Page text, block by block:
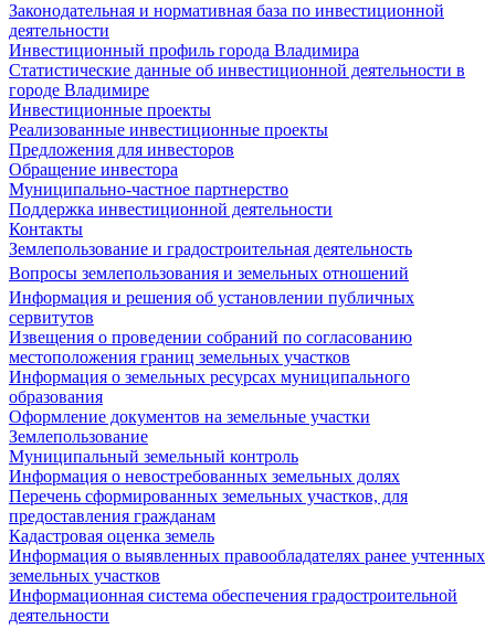
Законодательная и нормативная база по инвестиционной
деятельности
Инвестиционный профиль города Владимира
Статистические данные об инвестиционной деятельности в
городе Владимире
Инвестиционные проекты
Реализованные инвестиционные проекты
Предложения для инвесторов
Обращение инвестора
Муниципально-частное партнерство
Поддержка инвестиционной деятельности
Контакты
Землепользование и градостроительная деятельность
Вопросы землепользования и земельных отношений
Информация и решения об установлении публичных
сервитутов
Извещения о проведении собраний по согласованию
местоположения границ земельных участков
Информация о земельных ресурсах муниципального
образования
Оформление документов на земельные участки
Землепользование
Муниципальный земельный контроль
Информация о невостребованных земельных долях
Перечень сформированных земельных участков, для
предоставления гражданам
Кадастровая оценка земель
Информация о выявленных правообладателях ранее учтенных
земельных участков
Информационная система обеспечения градостроительной
деятельности